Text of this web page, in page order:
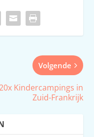
Volgende
Kindercampings in
Zuid-Frankrijk